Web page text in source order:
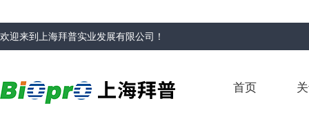
欢迎来到 上海拜普实业发展有限公司 ！
首页